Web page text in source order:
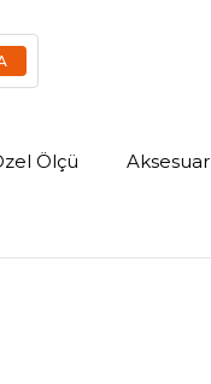
Ölçü Aksesuar